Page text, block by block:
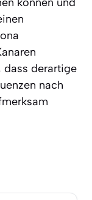
dass derartige
nach